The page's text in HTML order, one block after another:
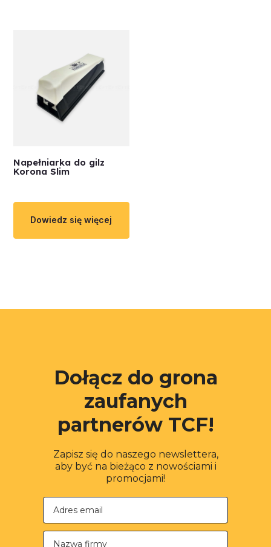
Napełniarka do gilz
Korona Slim
Dowiedz się więcej
Dołącz do grona
zaufanych
partnerów TCF!
Zapisz się do naszego newslettera,
aby być na bieżąco z nowościami i
promocjami!
Nazwa firmy